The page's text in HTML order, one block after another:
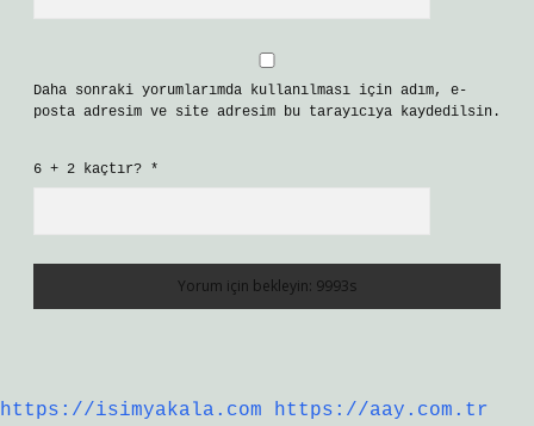
Daha sonraki yorumlarımda kullanılması için adım, e-
posta adresim ve site adresim bu tarayıcıya kaydedilsin.
6 + 2 kaçtır? *
https://isimyakala.com https://aay.com.tr